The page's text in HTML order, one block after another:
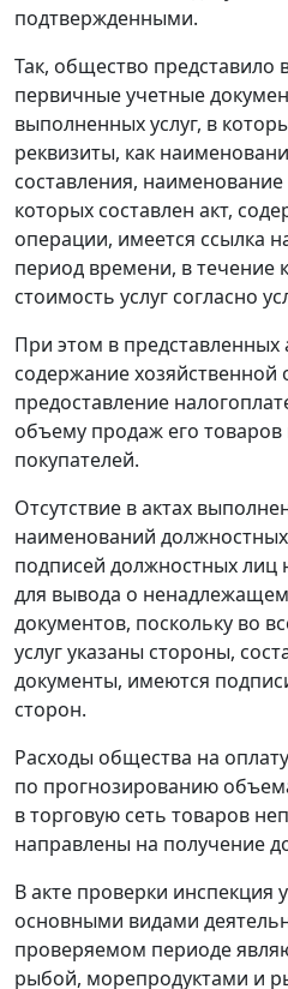
подтвержденными.
Так, общество представило
первичные учетные
выполненных услуг, в
реквизиты, как
составления,
которых составлен акт,
операции, имеется ссылка
период времени, в течение
стоимость услуг согласно
При этом в представленных
содержание
предоставление
объему продаж его товаров
покупателей.
Отсутствие в актах
наименований
подписей должностных лиц
для вывода о
документов, поскольку во
услуг указаны стороны,
документы, имеются
сторон.
Расходы общества на
по прогнозированию
в торговую сеть товаров
направлены на получение
В акте проверки инспекция
основными видами
проверяемом периоде
рыбой, морепродуктами и